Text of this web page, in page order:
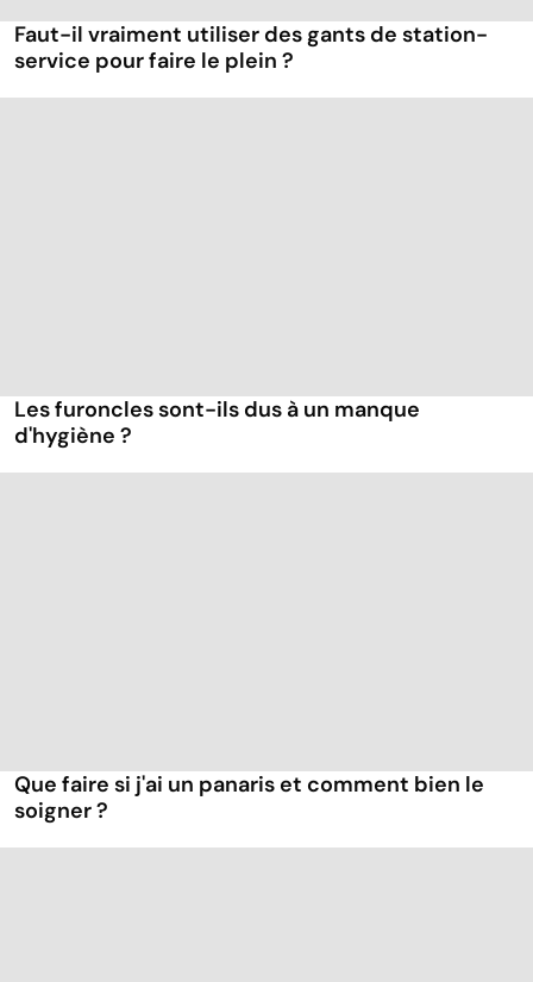
Faut-il vraiment utiliser des gants de station-
service pour faire le plein ?
Les furoncles sont-ils dus à un manque
d'hygiène ?
Que faire si j'ai un panaris et comment bien le
soigner ?